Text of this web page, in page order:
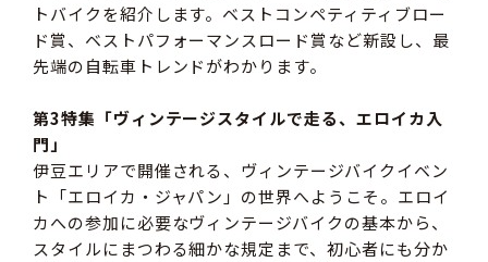
トバイクを紹介します。ベストコンペティティブロー
ド賞、ベストパフォーマンスロード賞など新設し、最
先端の自転車トレンドがわかります。
第3特集「ヴィンテージスタイルで走る、エロイカ入
門」
伊豆エリアで開催される、ヴィンテージバイクイベン
ト「エロイカ・ジャパン」の世界へようこそ。エロイ
カへの参加に必要なヴィンテージバイクの基本から、
スタイルにまつわる細かな規定まで、初心者にも分か